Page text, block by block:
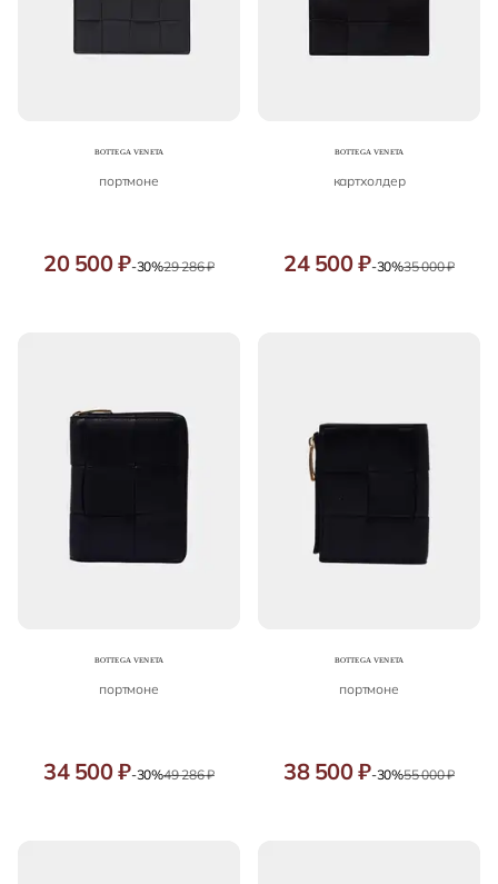
портмоне
20 500 ₽-30%29 286 ₽
картхолдер
24 500 ₽-30%35 000 ₽
портмоне
34 500 ₽-30%49 286 ₽
портмоне
38 500 ₽-30%55 000 ₽